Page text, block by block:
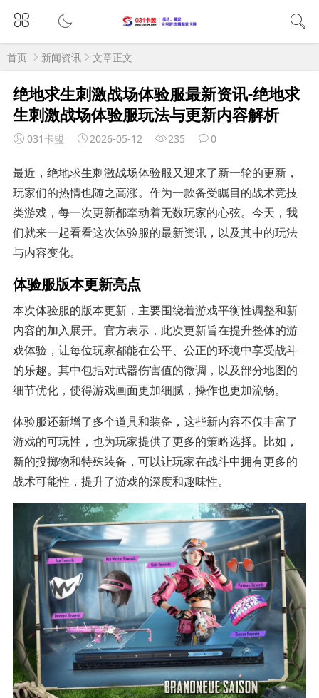
首页 新闻资讯 文章正文
绝地求生刺激战场体验服最新资讯-绝地求
生刺激战场体验服玩法与更新内容解析
031卡盟 2026-05-12 235 0
最近，绝地求生刺激战场体验服又迎来了新一轮的更新，
玩家们的热情也随之高涨。作为一款备受瞩目的战术竞技
类游戏，每一次更新都牵动着无数玩家的心弦。今天，我
们就来一起看看这次体验服的最新资讯，以及其中的玩法
与内容变化。
体验服版本更新亮点
本次体验服的版本更新，主要围绕着游戏平衡性调整和新
内容的加入展开。官方表示，此次更新旨在提升整体的游
戏体验，让每位玩家都能在公平、公正的环境中享受战斗
的乐趣。其中包括对武器伤害值的微调，以及部分地图的
细节优化，使得游戏画面更加细腻，操作也更加流畅。
体验服还新增了多个道具和装备，这些新内容不仅丰富了
游戏的可玩性，也为玩家提供了更多的策略选择。比如，
新的投掷物和特殊装备，可以让玩家在战斗中拥有更多的
战术可能性，提升了游戏的深度和趣味性。